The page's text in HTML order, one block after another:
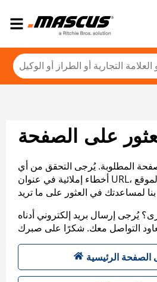
على الصفحة
المطلوبة. يُرجى التحقق من أي
أخطاء إملائية في عنوان URL، أو عرض خريطة الموقع
يُرجى إرسال بريد إلكتروني أدناه
الصفحة الرئيسية